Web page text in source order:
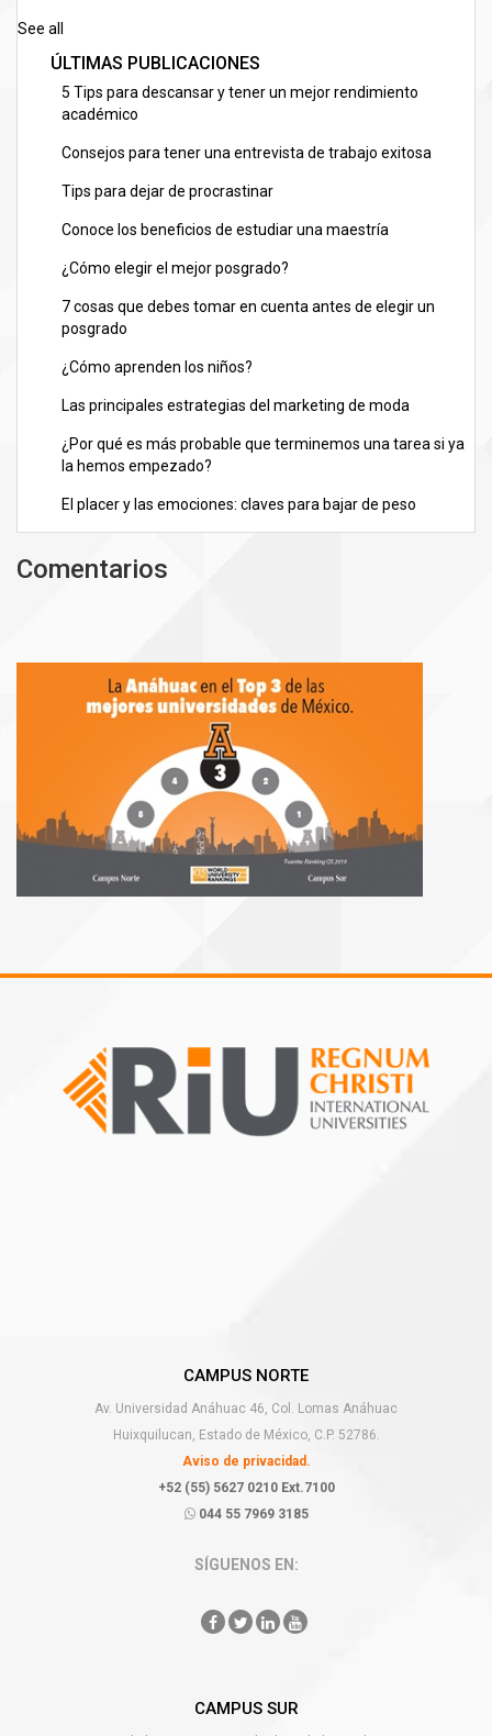
See all
ÚLTIMAS PUBLICACIONES
5 Tips para descansar y tener un mejor rendimiento
académico
Consejos para tener una entrevista de trabajo exitosa
Tips para dejar de procrastinar
Conoce los beneficios de estudiar una maestría
¿Cómo elegir el mejor posgrado?
7 cosas que debes tomar en cuenta antes de elegir un
posgrado
¿Cómo aprenden los niños?
Las principales estrategias del marketing de moda
¿Por qué es más probable que terminemos una tarea si ya
la hemos empezado?
El placer y las emociones: claves para bajar de peso
Comentarios
CAMPUS NORTE
Av. Universidad Anáhuac 46, Col. Lomas Anáhuac
Huixquilucan, Estado de México, C.P. 52786.
Aviso de privacidad.
+52 (55) 5627 0210 Ext.7100
044 55 7969 3185
SÍGUENOS EN:
CAMPUS SUR